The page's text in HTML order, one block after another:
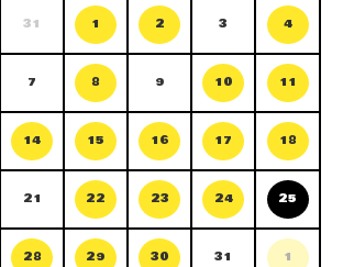
31 1 2 3 4
7 8 9 10 11
14 15 16 17 18
21 22 23 24 25
28 29 30 31 1